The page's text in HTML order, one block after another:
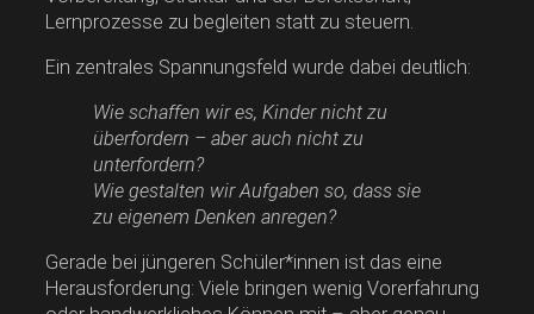
Lernprozesse zu begleiten statt zu steuern.
Ein zentrales Spannungsfeld wurde dabei deutlich:
Wie schaffen wir es, Kinder nicht zu
überfordern – aber auch nicht zu
unterfordern?
Wie gestalten wir Aufgaben so, dass sie
zu eigenem Denken anregen?
Gerade bei jüngeren Schüler*innen ist das eine
Herausforderung: Viele bringen wenig Vorerfahrung